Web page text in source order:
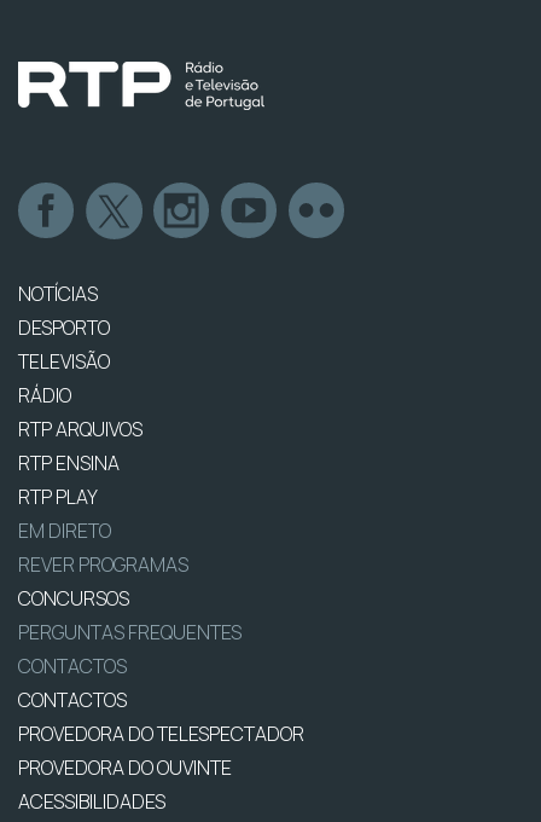
NOTÍCIAS
DESPORTO
TELEVISÃO
RÁDIO
RTP ARQUIVOS
RTP ENSINA
RTP PLAY
EM DIRETO
REVER PROGRAMAS
CONCURSOS
PERGUNTAS FREQUENTES
CONTACTOS
CONTACTOS
PROVEDORA DO TELESPECTADOR
PROVEDORA DO OUVINTE
ACESSIBILIDADES